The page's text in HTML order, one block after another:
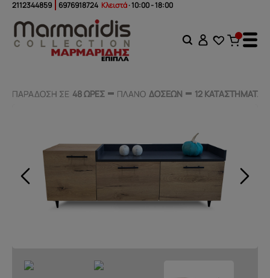
2112344859 6976918724 Κλειστά· 10:00 - 18:00
ΠΑΡΑΔΟΣΗ ΣΕ 48 ΩΡΕΣ ΠΛΑΝΟ ΔΟΣΕΩΝ 12 ΚΑΤΑΣΤΗΜΑΤΑ
ΠΑΡΑΔΟΣΗ ΣΕ 48 ΩΡΕΣ ΠΛΑΝΟ ΔΟΣΕΩΝ 12 ΚΑΤΑΣΤΗΜΑΤΑ